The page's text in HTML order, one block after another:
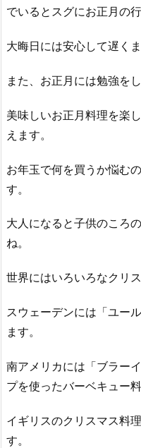
でいるとスグにお正月の
大晦日には安心して遅く
また、お正月には勉強を
美味しいお正月料理を楽
えます。
お年玉で何を買うか悩む
す。
大人になると子供のころ
ね。
世界にはいろいろなクリ
スウェーデンには「ユー
ます。
南アメリカには「ブラー
プを使ったバーベキュー
イギリスのクリスマス料
す。